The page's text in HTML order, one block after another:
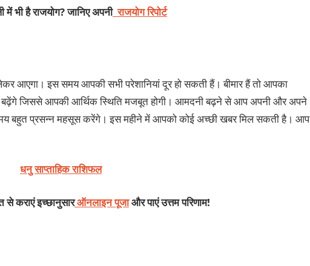
भी है राजयोग? जानिए अपनीराजयोग रिपोर्ट
आएगा। इस समय आपकी सभी परेशानियां दूर हो सकती हैं। बीमार हैं तो आपका
बढ़ेंगे जिससे आपकी आर्थिक स्थिति मजबूत होगी। आमदनी बढ़ने से आप अपनी और अपने
बहुत प्रसन्न महसूस करेंगे। इस महीने में आपको कोई अच्छी खबर मिल सकती है। आप
धनु साप्ताहिक राशिफल
से कराएं इच्छानुसारऑनलाइन पूजाऔर पाएं उत्तम परिणाम!